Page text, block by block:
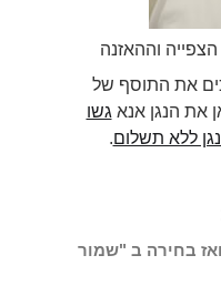
וההאזנה
את התוסף של
הנגן אנאגשו
ללא תשלום.
בחירה ב "שמור